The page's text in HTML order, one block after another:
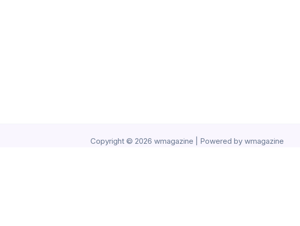
Copyright © 2026 wmagazine | Powered by wmagazine